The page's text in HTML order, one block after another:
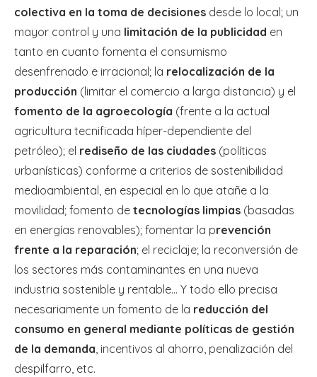
colectiva en la toma de decisiones desde lo local; un
mayor control y una limitación de la publicidad en
tanto en cuanto fomenta el consumismo
desenfrenado e irracional; la relocalización de la
producción (limitar el comercio a larga distancia) y el
fomento de la agroecología (frente a la actual
agricultura tecnificada híper-dependiente del
petróleo); el rediseño de las ciudades (políticas
urbanísticas) conforme a criterios de sostenibilidad
medioambiental, en especial en lo que atañe a la
movilidad; fomento de tecnologías limpias (basadas
en energías renovables); fomentar la prevención
frente a la reparación; el reciclaje; la reconversión de
los sectores más contaminantes en una nueva
industria sostenible y rentable… Y todo ello precisa
necesariamente un fomento de la reducción del
consumo en general mediante políticas de gestión
de la demanda , incentivos al ahorro, penalización del
despilfarro, etc.